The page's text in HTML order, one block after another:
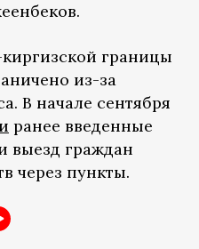
границы
из-за
В начале сентября
ранее введенные
выезд граждан
через пункты.